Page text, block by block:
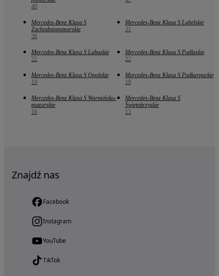
49
Mercedes-Benz Klasa S
Zachodniopomorskie
36
Mercedes-Benz Klasa S Lubelskie
31
Mercedes-Benz Klasa S Lubuskie
22
Mercedes-Benz Klasa S Podlaskie
22
Mercedes-Benz Klasa S Opolskie
19
Mercedes-Benz Klasa S Podkarpackie
19
Mercedes-Benz Klasa S Warmińsko-
mazurskie
16
Mercedes-Benz Klasa S
Świętokrzyskie
13
Znajdź nas
Facebook
Instagram
YouTube
TikTok